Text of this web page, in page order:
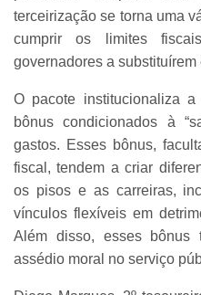
terceirização se torna uma
cumprir os limites
governadores a
O pacote institucionaliza a
bônus condicionados à
gastos. Esses bônus,
fiscal, tendem a criar
os pisos e as carreiras,
vínculos flexíveis em
Além disso, esses bônus
assédio moral no serviço